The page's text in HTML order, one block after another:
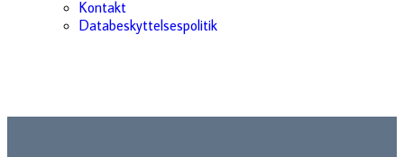
Kontakt
Databeskyttelsespolitik